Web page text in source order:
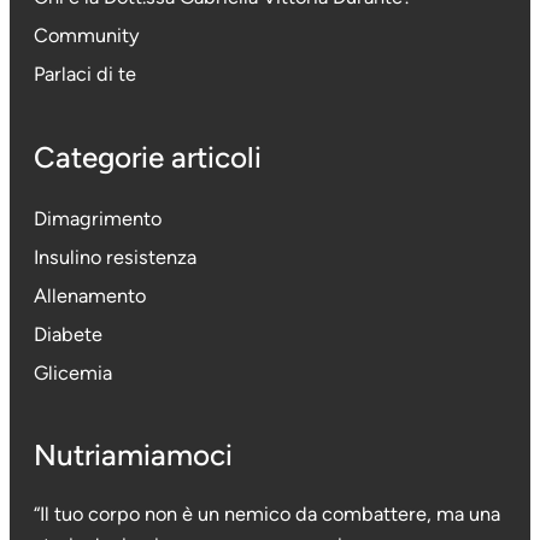
Community
Parlaci di te
Categorie articoli
Dimagrimento
Insulino resistenza
Allenamento
Diabete
Glicemia
Nutriamiamoci
“Il tuo corpo non è un nemico da combattere, ma una